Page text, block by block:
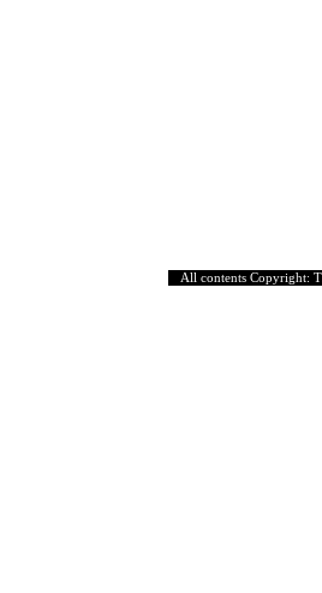
All contents Copyright: